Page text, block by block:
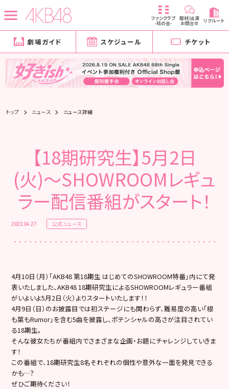
ファンクラブ
-柱の会-
取材/出演
お問合せ リクルート
劇場ガイド スケジュール チケット
トップ ニュース ニュース詳細
【18期研究生】5月2日
(火)〜SHOWROOMレギュ
ラー配信番組がスタート！
2023.04.27 公式ニュース
4月10日（月）「AKB48 第18期生 はじめてのSHOWROOM特番」内にて発
表いたしました、AKB48 18期研究生によるSHOWROOMレギュラー番組
がいよいよ5月2日（火）よりスタートいたします！！
4月9日（日）のお披露目では初ステージにも関わらず、難易度の高い「根
も葉もRumor」を含む5曲を披露し、ポテンシャルの高さが注目されてい
る18期生。
そんな彼女たちが番組内でさまざまな企画・お題にチャレンジしていきま
す！
この番組で、18期研究生8名それぞれの個性や意外な一面を発見できる
かも…？
ぜひご期待ください！